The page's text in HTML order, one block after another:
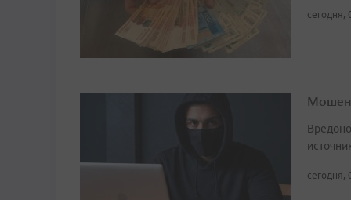
сегодня,
сегодня,